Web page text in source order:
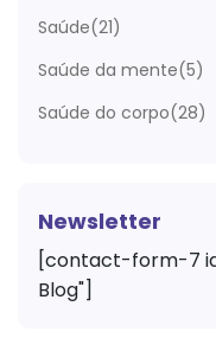
Saúde(21)
Saúde da mente(5)
Saúde do corpo(28)
Newsletter
[contact-form-7
Blog"]